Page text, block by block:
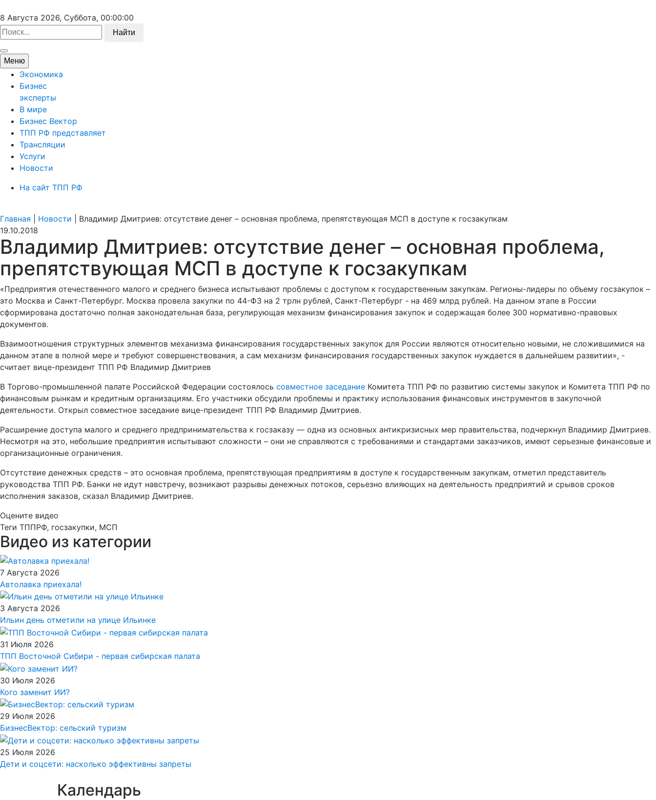
8 Августа 2026, Суббота, 00:00:00
Найти
Меню
Экономика
Бизнес
эксперты
В мире
Бизнес Вектор
ТПП РФ представляет
Трансляции
Услуги
Новости
На сайт ТПП РФ
Главная Новости
Владимир Дмитриев: отсутствие денег – основная проблема, препятствующая МСП в доступе к госзакупкам
19.10.2018
Владимир Дмитриев: отсутствие денег – основная проблема,
препятствующая МСП в доступе к госзакупкам
«Предприятия отечественного малого и среднего бизнеса испытывают проблемы с доступом к государственным закупкам. Регионы-лидеры по объему госзакупок –
это Москва и Санкт-Петербург. Москва провела закупки по 44-ФЗ на 2 трлн рублей, Санкт-Петербург - на 469 млрд рублей. На данном этапе в России
сформирована достаточно полная законодательная база, регулирующая механизм финансирования закупок и содержащая более 300 нормативно-правовых
документов.
Взаимоотношения структурных элементов механизма финансирования государственных закупок для России являются относительно новыми, не сложившимися на
данном этапе в полной мере и требуют совершенствования, а сам механизм финансирования государственных закупок нуждается в дальнейшем развитии», -
считает вице-президент ТПП РФ Владимир Дмитриев
В Торгово-промышленной палате Российской Федерации состоялось совместное заседание Комитета ТПП РФ по развитию системы закупок и Комитета ТПП РФ по
финансовым рынкам и кредитным организациям. Его участники обсудили проблемы и практику использования финансовых инструментов в закупочной
деятельности. Открыл совместное заседание вице-президент ТПП РФ Владимир Дмитриев.
Расширение доступа малого и среднего предпринимательства к госзаказу — одна из основных антикризисных мер правительства, подчеркнул Владимир Дмитриев.
Несмотря на это, небольшие предприятия испытывают сложности – они не справляются с требованиями и стандартами заказчиков, имеют серьезные финансовые и
организационные ограничения.
Отсутствие денежных средств – это основная проблема, препятствующая предприятиям в доступе к государственным закупкам, отметил представитель
руководства ТПП РФ. Банки не идут навстречу, возникают разрывы денежных потоков, серьезно влияющих на деятельность предприятий и срывов сроков
исполнения заказов, сказал Владимир Дмитриев.
Оцените видео
Теги ТППРФ, госзакупки, МСП
Видео из категории
7 Августа 2026
Автолавка приехала!
3 Августа 2026
Ильин день отметили на улице Ильинке
31 Июля 2026
ТПП Восточной Сибири - первая сибирская палата
30 Июля 2026
Кого заменит ИИ?
29 Июля 2026
БизнесВектор: сельский туризм
25 Июля 2026
Дети и соцсети: насколько эффективны запреты
Календарь